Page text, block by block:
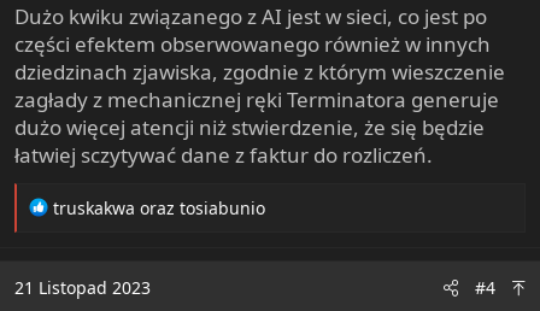
Dużo kwiku związanego z AI jest w sieci, co jest po
części efektem obserwowanego również w innych
dziedzinach zjawiska, zgodnie z którym wieszczenie
zagłady z mechanicznej ręki Terminatora generuje
dużo więcej atencji niż stwierdzenie, że się będzie
łatwiej sczytywać dane z faktur do rozliczeń.
R
t
truskakwa oraz tosiabunio
21 Listopad 2023 #4